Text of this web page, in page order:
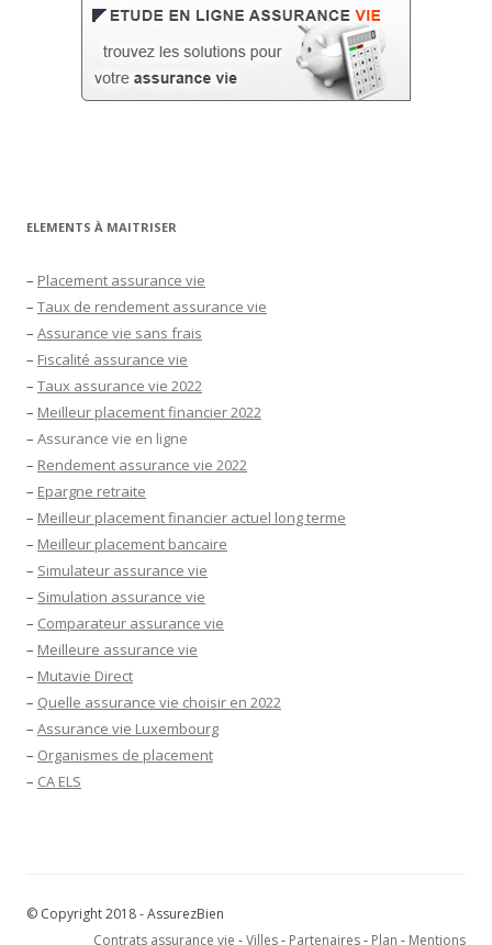
ELEMENTS À MAITRISER
– Placement assurance vie
– Taux de rendement assurance vie
– Assurance vie sans frais
– Fiscalité assurance vie
– Taux assurance vie 2022
– Meilleur placement financier 2022
– Assurance vie en ligne
– Rendement assurance vie 2022
– Epargne retraite
– Meilleur placement financier actuel long terme
– Meilleur placement bancaire
– Simulateur assurance vie
– Simulation assurance vie
– Comparateur assurance vie
– Meilleure assurance vie
– Mutavie Direct
– Quelle assurance vie choisir en 2022
– Assurance vie Luxembourg
– Organismes de placement
– CA ELS
© Copyright 2018 - AssurezBien
Contrats assurance vie -Villes- Partenaires- Plan - Mentions